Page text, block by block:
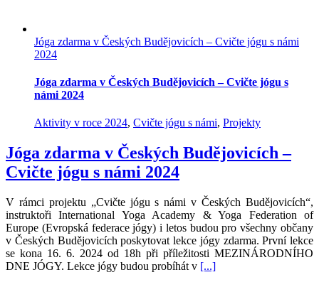
Jóga zdarma v Českých Budějovicích – Cvičte jógu s námi
2024
Jóga zdarma v Českých Budějovicích – Cvičte jógu s
námi 2024
Aktivity v roce 2024, Cvičte jógu s námi, Projekty
Jóga zdarma v Českých Budějovicích –
Cvičte jógu s námi 2024
V rámci projektu „Cvičte jógu s námi v Českých Budějovicích“,
instruktoři International Yoga Academy & Yoga Federation of
Europe (Evropská federace jógy) i letos budou pro všechny občany
v Českých Budějovicích poskytovat lekce jógy zdarma. První lekce
se kona 16. 6. 2024 od 18h při příležitosti MEZINÁRODNÍHO
DNE JÓGY. Lekce jógy budou probíhát v [...]